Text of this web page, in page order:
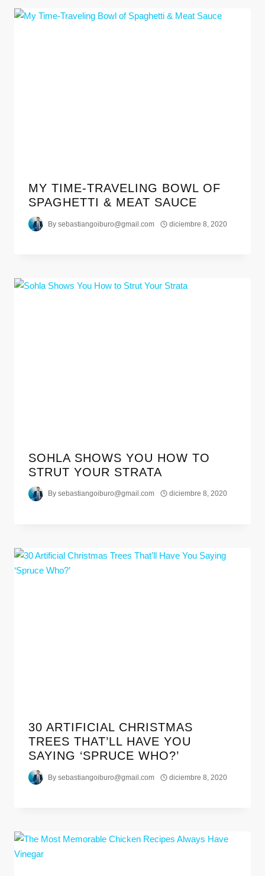
MY TIME-TRAVELING BOWL OF
SPAGHETTI & MEAT SAUCE
By sebastiangoiburo@gmail.com diciembre 8, 2020
SOHLA SHOWS YOU HOW TO
STRUT YOUR STRATA
By sebastiangoiburo@gmail.com diciembre 8, 2020
30 ARTIFICIAL CHRISTMAS
TREES THAT’LL HAVE YOU
SAYING ‘SPRUCE WHO?’
By sebastiangoiburo@gmail.com diciembre 8, 2020